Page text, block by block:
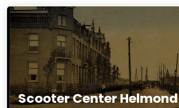
Scooter Center Helmond